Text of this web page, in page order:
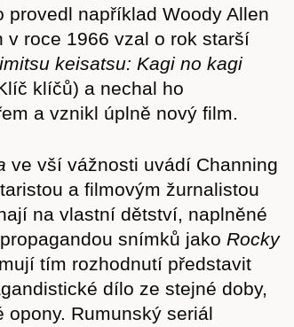
například Woody Allen
v roce 1966 vzal o rok starší
keisatsu: Kagi no kagi
klíčů) a nechal ho
a vznikl úplně nový film.
ve vší vážnosti uvádí Channing
a filmovým žurnalistou
na vlastní dětství, naplněné
snímků jako Rocky
tím rozhodnutí představit
dílo ze stejné doby,
opony. Rumunský seriál